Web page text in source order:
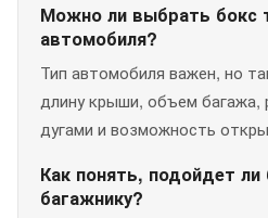
Можно ли выбрать бокс
автомобиля?
Тип автомобиля важен, но
длину крыши, объем багажа,
дугами и возможность
Как понять, подойдет
багажнику?